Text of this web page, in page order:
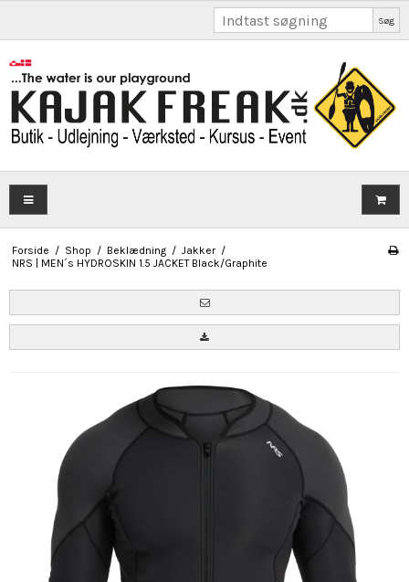
Søg
Forside / Shop / Beklædning / Jakker /
NRS | MEN´s HYDROSKIN 1.5 JACKET Black/Graphite